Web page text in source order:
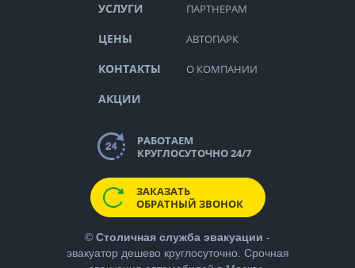
УСЛУГИ
ЦЕНЫ
КОНТАКТЫ
АКЦИИ
ПАРТНЕРАМ
АВТОПАРК
О КОМПАНИИ
РАБОТАЕМ
КРУГЛОСУТОЧНО 24/7
ЗАКАЗАТЬ
ОБРАТНЫЙ ЗВОНОК
© Столичная служба эвакуации -
эвакуатор дешевокруглосуточно. Срочная